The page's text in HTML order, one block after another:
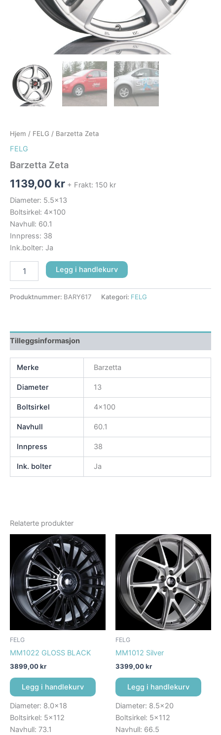
Hjem / FELG / Barzetta Zeta
FELG
Barzetta Zeta
1139,00 kr + Frakt: 150 kr
Diameter: 5.5×13
Boltsirkel: 4×100
Navhull: 60.1
Innpress: 38
Ink.bolter: Ja
Legg i handlekurv
Produktnummer: BARY617 Kategori: FELG
Tilleggsinformasjon
Merke Barzetta
Diameter 13
Boltsirkel 4×100
Navhull 60.1
Innpress 38
Ink. bolter Ja
Relaterte produkter
FELG
MM1022 GLOSS BLACK
3899,00kr
Legg i handlekurv
Diameter: 8.0×18
Boltsirkel: 5×112
Navhull: 73.1
FELG
MM1012 Silver
3399,00kr
Legg i handlekurv
Diameter: 8.5×20
Boltsirkel: 5×112
Navhull: 66.5